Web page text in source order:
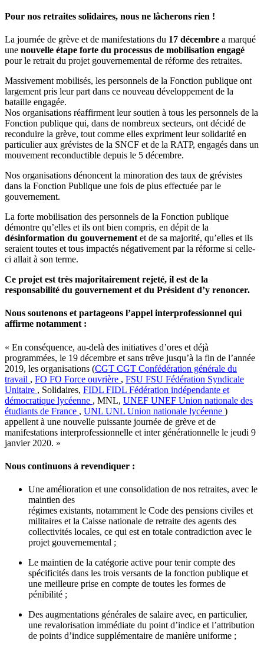
Pour nos retraites solidaires, nous ne lâcherons rien !
La journée de grève et de manifestations du 17 décembre a marqué
une nouvelle étape forte du processus de mobilisation engagé
pour le retrait du projet gouvernemental de réforme des retraites.
Massivement mobilisés, les personnels de la Fonction publique ont
largement pris leur part dans ce nouveau développement de la
bataille engagée.
Nos organisations réaffirment leur soutien à tous les personnels de la
Fonction publique qui, dans de nombreux secteurs, ont décidé de
reconduire la grève, tout comme elles expriment leur solidarité en
particulier aux grévistes de la SNCF et de la RATP, engagés dans un
mouvement reconductible depuis le 5 décembre.
Nos organisations dénoncent la minoration des taux de grévistes
dans la Fonction Publique une fois de plus effectuée par le
gouvernement.
La forte mobilisation des personnels de la Fonction publique
démontre qu’elles et ils ont bien compris, en dépit de la
désinformation du gouvernement et de sa majorité, qu’elles et ils
seraient toutes et tous impactés négativement par la réforme si celle-
ci allait à son terme.
Ce projet est très majoritairement rejeté, il est de la
responsabilité du gouvernement et du Président d’y renoncer.
Nous soutenons et partageons l’appel interprofessionnel qui
affirme notamment :
« En conséquence, au-delà des initiatives d’ores et déjà
programmées, le 19 décembre et sans trêve jusqu’à la fin de l’année
2019, les organisations (CGT CGT Confédération générale du
travail , FO FO Force ouvrière , FSU FSU Fédération Syndicale
Unitaire , Solidaires, FIDL FIDL Fédération indépendante et
démocratique lycéenne , MNL, UNEF UNEF Union nationale des
étudiants de France , UNL UNL Union nationale lycéenne )
appellent à une nouvelle puissante journée de grève et de
manifestations interprofessionnelle et inter générationnelle le jeudi 9
janvier 2020. »
Nous continuons à revendiquer :
Une amélioration et une consolidation de nos retraites, avec le
maintien des
régimes existants, notamment le Code des pensions civiles et
militaires et la Caisse nationale de retraite des agents des
collectivités locales, ce qui est en totale contradiction avec le
projet gouvernemental ;
Le maintien de la catégorie active pour tenir compte des
spécificités dans les trois versants de la fonction publique et
une meilleure prise en compte de toutes les formes de
pénibilité ;
Des augmentations générales de salaire avec, en particulier,
une revalorisation immédiate du point d’indice et l’attribution
de points d’indice supplémentaire de manière uniforme ;